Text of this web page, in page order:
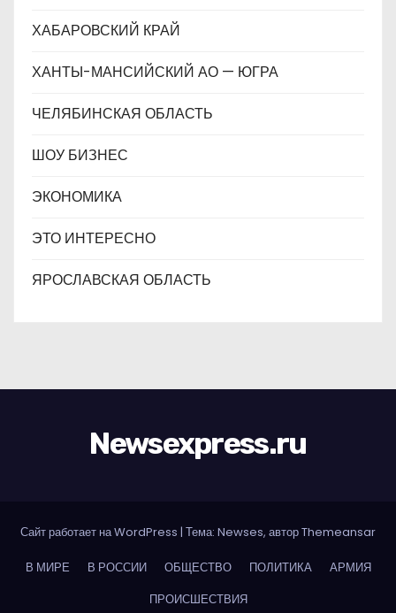
ХАБАРОВСКИЙ КРАЙ
ХАНТЫ-МАНСИЙСКИЙ АО — ЮГРА
ЧЕЛЯБИНСКАЯ ОБЛАСТЬ
ШОУ БИЗНЕС
ЭКОНОМИКА
ЭТО ИНТЕРЕСНО
ЯРОСЛАВСКАЯ ОБЛАСТЬ
Newsexpress.ru
Сайт работает на WordPress | Тема: Newses, авторThemeansar
В МИРЕ В РОССИИ ОБЩЕСТВО ПОЛИТИКА
АРМИЯ
ПРОИСШЕСТВИЯ